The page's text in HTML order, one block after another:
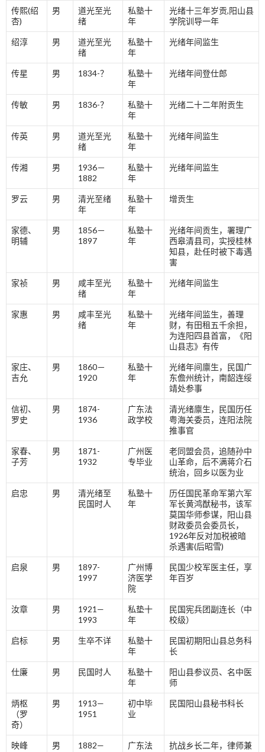
传熙(绍
杏)
男
道光至光
绪
私塾十
年
光绪十三年岁贡,阳山县
学院训导一年
绍淳 男
道光至光
绪
私塾十
年
光绪年间监生
传星 男 1834-？
私塾十
年
光绪年间登仕郎
传敏 男 1836-？
私塾十
年
光绪二十二年附贡生
传英 男
道光至光
绪
私塾十
年
光绪年间监生
传湘 男
1936－
1882
私塾十
年
光绪年间监生
罗云 男
清光至绪
年
私塾十
年
增贡生
家德、
明辅
男
1856－
1897
私塾十
年
光绪年间贡生，署理广
西皋清县司，实授桂林
知县，赴任时被下毒遇
害
家祯 男
咸丰至光
绪
私塾十
年
光绪年间监生
家惠 男
咸丰至光
绪
私塾十
年
光绪年间监生，善理
财，有田租五千余担，
为连阳四县首富，《阳
山县志》有传
家庄、
吉允
男
1860－
1920
私塾十
年
光绪年间廪生，民国广
东儋州统计，南韶连绥
靖处参事
信初、
罗史
男
1874-
1936
广东法
政学校
清光绪廪生，民国历任
粤海关委员，连阳法院
推事官
家春、
子芳
男
1871-
1932
广州医
专毕业
老同盟会员，追随孙中
山革命，后不满蒋介石
统治，回乡以医为业
启忠 男
清光绪至
民国时人
私塾十
年
历任国民革命军第六军
军长黄鸿猷秘书，该军
莫国华师参谋，阳山县
财政委员会委员长，
1926年反对加税被暗
杀遇害(后昭雪)
启泉 男
1897-
1997
广州博
济医学
院
民国少校军医主任，享
年百岁
汝章 男
1921—
1993
私垫十
年
民国宪兵团副连长（中
校级）
启标 男 生卒不详
私塾十
年
民国初期阳山县总务科
长
仕廉 男 民国时人
私塾十
年
阳山县参议员、名中医
师
炳枢
（罗
奇）
男
1913—
1951
初中毕
业
民国阳山县秘书科长
映峰 男
1882—
广东法
抗战乡长二年，律师兼